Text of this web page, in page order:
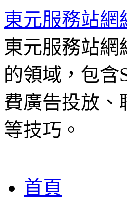
東元服務站網
東元服務站網
的領域，包含
費廣告投放、
等技巧。
至
首頁